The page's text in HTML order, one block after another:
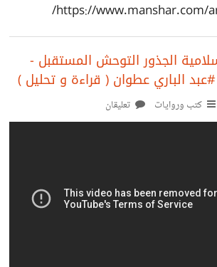
https://www.manshar.com/
الجذور التوحش المستقبل -
كتب وروايات تعليقان